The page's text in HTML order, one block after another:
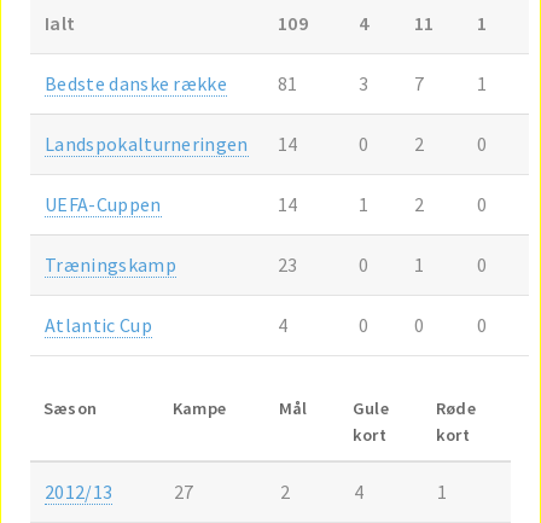
Ialt 109 4 11 1
Bedste danske række 81 3 7 1
Landspokalturneringen 14 0 2 0
UEFA-Cuppen 14 1 2 0
Træningskamp 23 0 1 0
Atlantic Cup 4 0 0 0
Sæson Kampe Mål
Gule
kort
Røde
kort
2012/13 27 2 4 1